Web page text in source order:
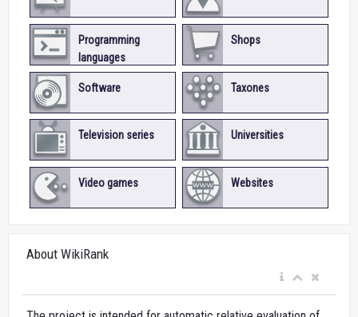
Programming
languages
Shops
Software Taxones
Television series Universities
Video games Websites
About WikiRank